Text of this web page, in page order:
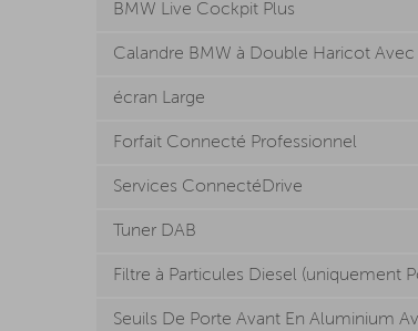
BMW Live Cockpit Plus
Calandre BMW à Double Haricot
écran Large
Forfait Connecté Professionnel
Services ConnectéDrive
Tuner DAB
Filtre à Particules Diesel (uniquement
Seuils De Porte Avant En Aluminium